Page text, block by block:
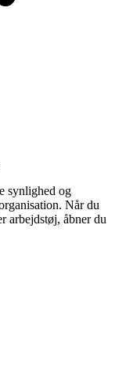
synlighed og
Når du
arbejdstøj, åbner du